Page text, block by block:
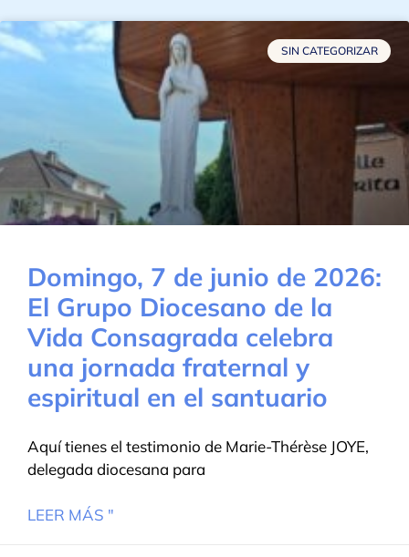
SIN CATEGORIZAR
Domingo, 7 de junio de 2026:
El Grupo Diocesano de la
Vida Consagrada celebra
una jornada fraternal y
espiritual en el santuario
Aquí tienes el testimonio de Marie-Thérèse JOYE,
delegada diocesana para
LEER MÁS "